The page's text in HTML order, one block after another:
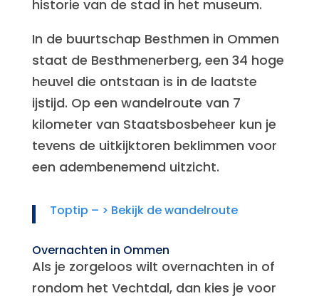
historie van de stad in het museum.
In de buurtschap Besthmen in Ommen
staat de Besthmenerberg, een 34 hoge
heuvel die ontstaan is in de laatste
ijstijd. Op een wandelroute van 7
kilometer van Staatsbosbeheer kun je
tevens de uitkijktoren beklimmen voor
een adembenemend uitzicht.
Toptip – > Bekijk de wandelroute
Overnachten in Ommen
Als je zorgeloos wilt overnachten in of
rondom het Vechtdal, dan kies je voor